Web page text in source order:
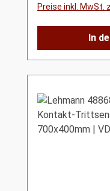
Preise inkl. MwSt.
In